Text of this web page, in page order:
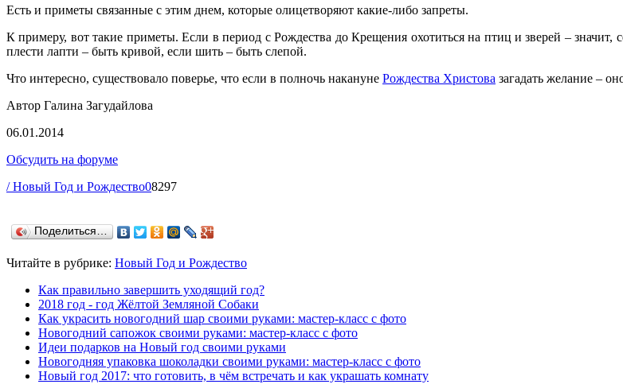
Есть и приметы связанные с этим днем, которые олицетворяют какие-либо запреты.
К примеру, вот такие приметы. Если в период с Рождества до Крещения охотиться на птиц и зверей –
плести лапти – быть кривой, если шить – быть слепой.
Что интересно, существовало поверье, что если в полночь накануне Рождества Христова загадать желание –
Автор Галина Загудайлова
06.01.2014
Обсудить на форуме
/ Новый Год и Рождество08297
Поделиться…
Читайте в рубрике: Новый Год и Рождество
Как правильно завершить уходящий год?
2018 год - год Жёлтой Земляной Собаки
Как украсить новогодний шар своими руками: мастер-класс с фото
Новогодний сапожок своими руками: мастер-класс с фото
Идеи подарков на Новый год своими руками
Новогодняя упаковка шоколадки своими руками: мастер-класс с фото
Новый год 2017: что готовить, в чём встречать и как украшать комнату